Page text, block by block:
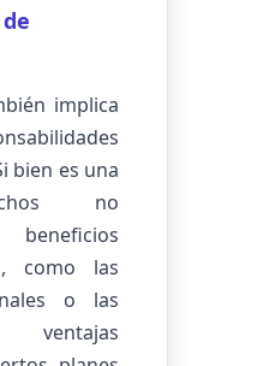
implica
bien es una
no
como las
o las
ventajas